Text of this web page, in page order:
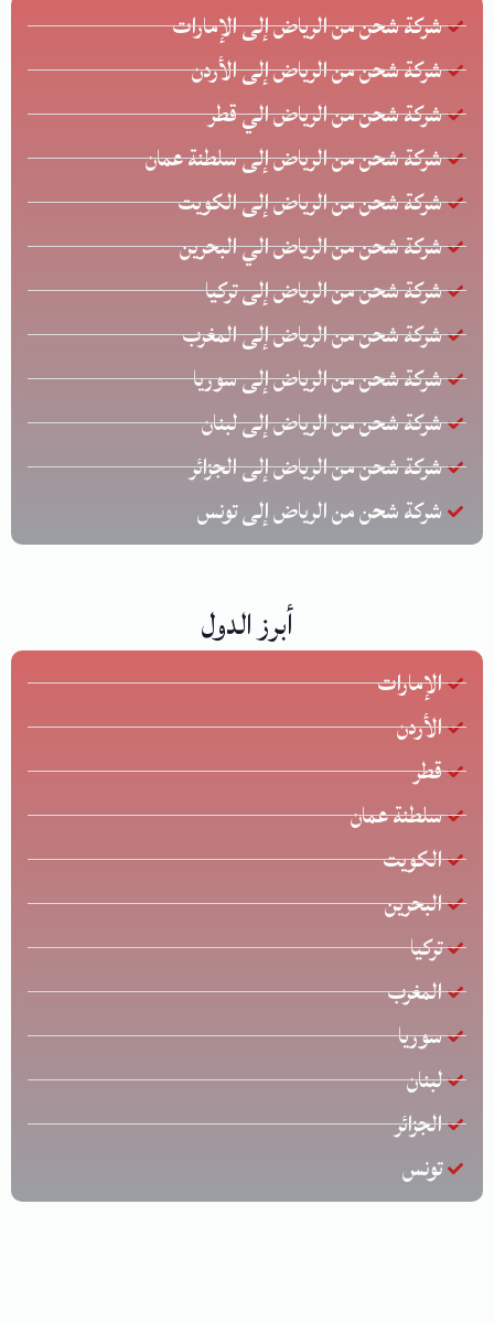
شركة شحن من الرياض إلى الإمارات
شركة شحن من الرياض إلى الأردن
شركة شحن من الرياض الي قطر
شركة شحن من الرياض إلى سلطنة عمان
شركة شحن من الرياض إلى الكويت
شركة شحن من الرياض الي البحرين
شركة شحن من الرياض إلى تركيا
شركة شحن من الرياض إلى المغرب
شركة شحن من الرياض إلى سوريا
شركة شحن من الرياض إلى لبنان
شركة شحن من الرياض إلى الجزائر
شركة شحن من الرياض إلى تونس
أبرز الدول
الإمارات
الأردن
قطر
سلطنة عمان
الكويت
البحرين
تركيا
المغرب
سوريا
لبنان
الجزائر
تونس